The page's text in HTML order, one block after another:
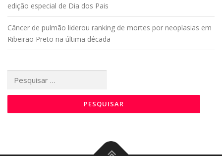
edição especial de Dia dos Pais
Câncer de pulmão liderou ranking de mortes por neoplasias em
Ribeirão Preto na última década
por: